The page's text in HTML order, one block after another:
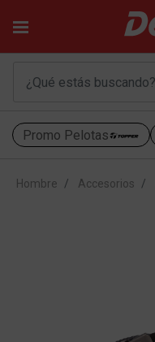
Promo Pelotas
Hombre Accesorios